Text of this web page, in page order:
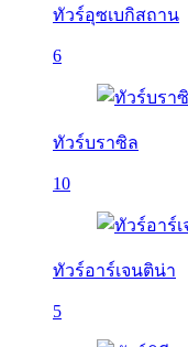
ทัวร์อุซเบกิสถาน
6
ทัวร์บราซิล
10
ทัวร์อาร์เจนติน่า
5